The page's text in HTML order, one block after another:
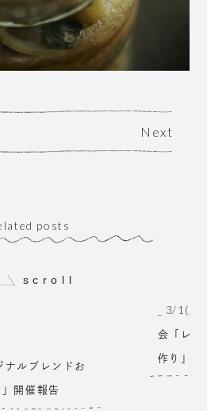
Next
posts
scroll
ナルブレンドお
開催報告
_ 3/1(
会「レモ
作り」